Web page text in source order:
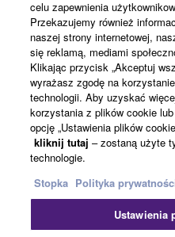
News
About Yamaha
Polska - English
Konsument
KontaktWarunki
celu zapewnienia
Przekazujemy również
naszej strony internetowej,
się reklamą, mediami
Klikając przycisk „Akceptuj
wyrażasz zgodę na
technologii. Aby uzyskać
korzystania z plików cookie
opcję „Ustawienia plików
kliknij tutaj – zostaną użyte
technologie.
Stopka Polityka
Ustawienia